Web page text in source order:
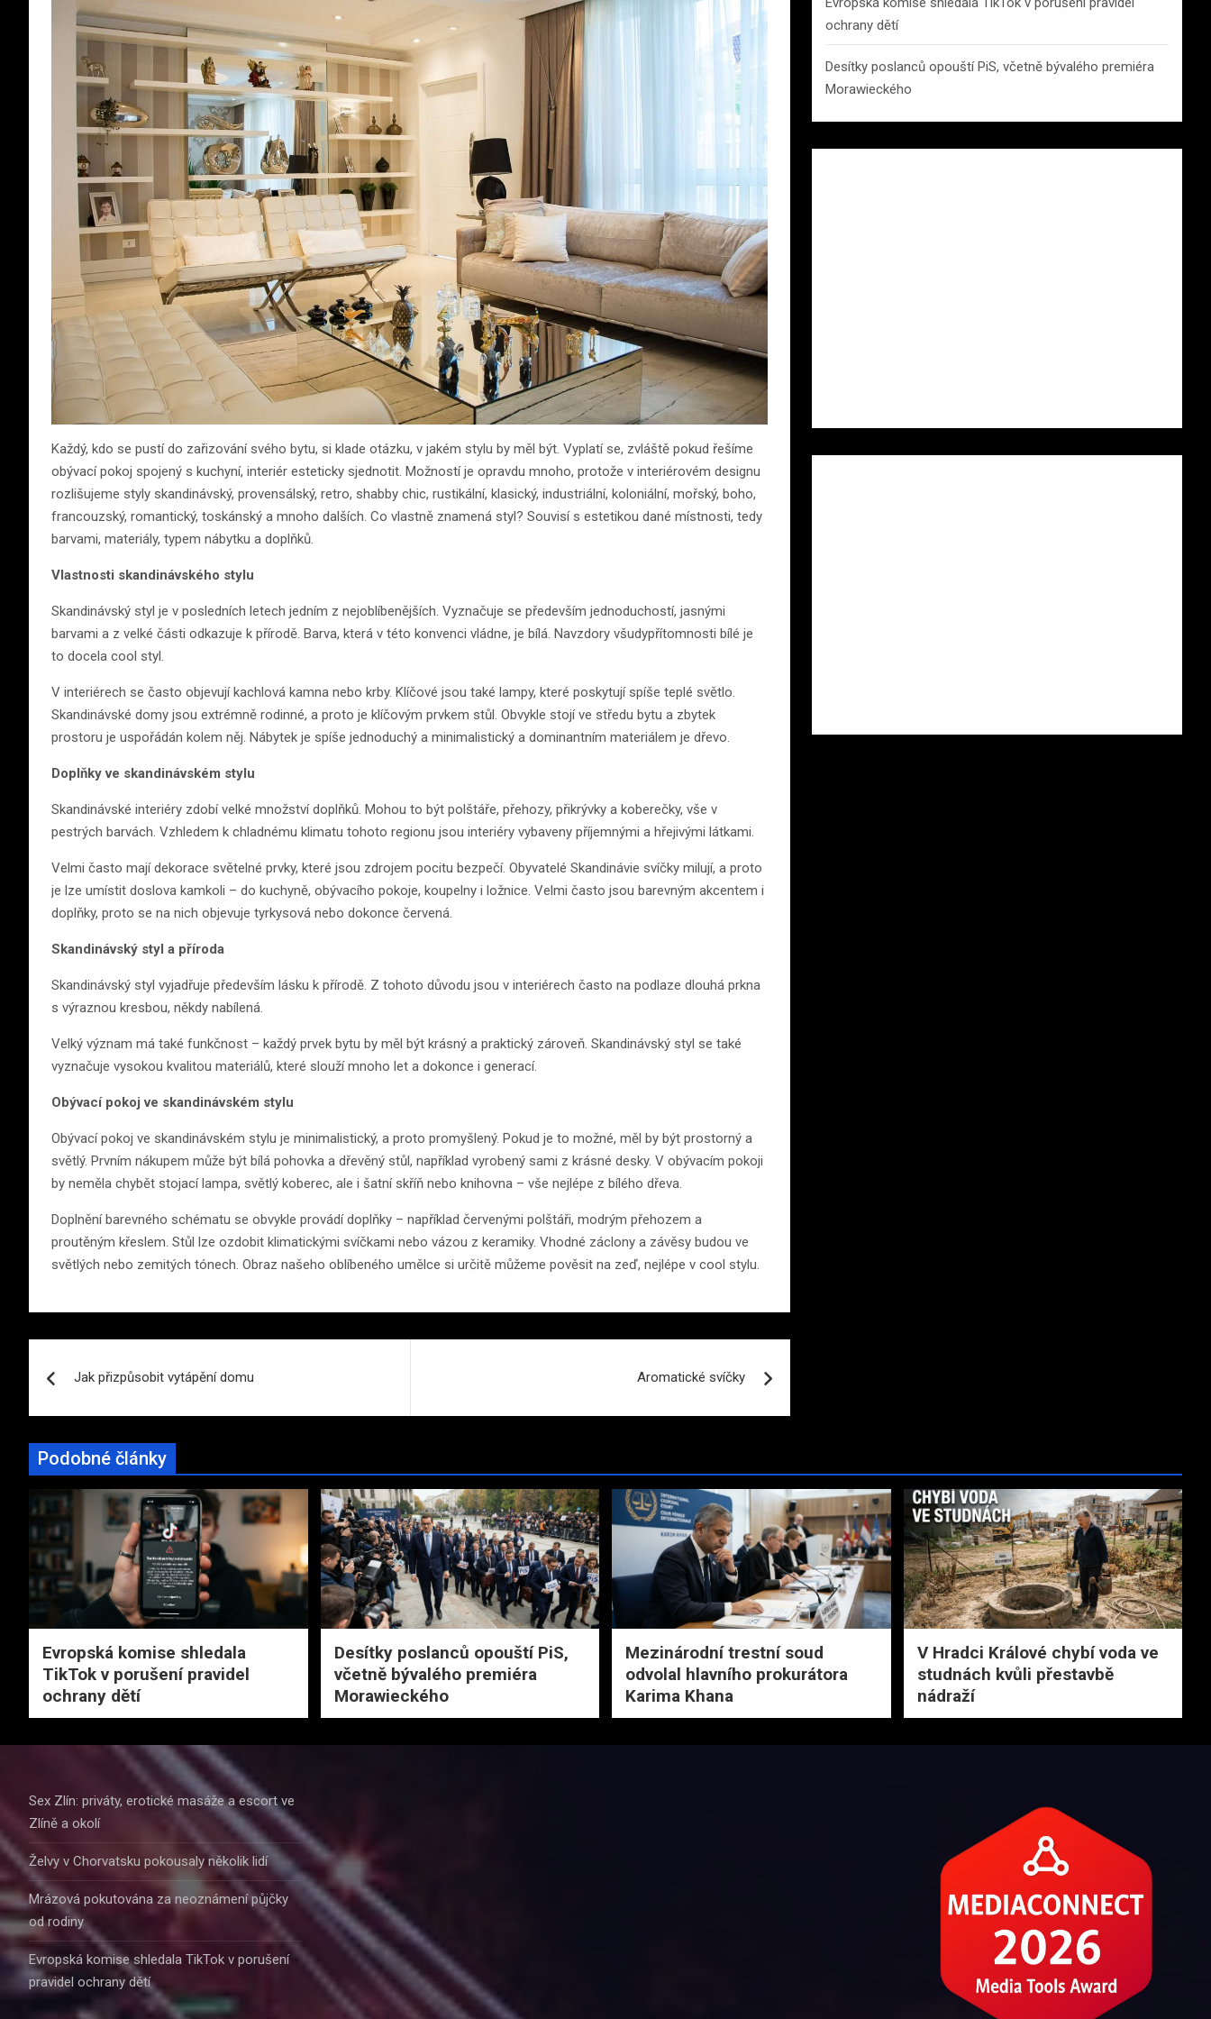
Každý, kdo se pustí do zařizování svého bytu, si klade otázku, v jakém stylu by měl být. Vyplatí se, zvláště pokud řešíme
obývací pokoj spojený s kuchyní, interiér esteticky sjednotit. Možností je opravdu mnoho, protože v interiérovém designu
rozlišujeme styly skandinávský, provensálský, retro, shabby chic, rustikální, klasický, industriální, koloniální, mořský, boho,
francouzský, romantický, toskánský a mnoho dalších. Co vlastně znamená styl? Souvisí s estetikou dané místnosti, tedy
barvami, materiály, typem nábytku a doplňků.
Vlastnosti skandinávského stylu
Skandinávský styl je v posledních letech jedním z nejoblíbenějších. Vyznačuje se především jednoduchostí, jasnými
barvami a z velké části odkazuje k přírodě. Barva, která v této konvenci vládne, je bílá. Navzdory všudypřítomnosti bílé je
to docela cool styl.
V interiérech se často objevují kachlová kamna nebo krby. Klíčové jsou také lampy, které poskytují spíše teplé světlo.
Skandinávské domy jsou extrémně rodinné, a proto je klíčovým prvkem stůl. Obvykle stojí ve středu bytu a zbytek
prostoru je uspořádán kolem něj. Nábytek je spíše jednoduchý a minimalistický a dominantním materiálem je dřevo.
Doplňky ve skandinávském stylu
Skandinávské interiéry zdobí velké množství doplňků. Mohou to být polštáře, přehozy, přikrývky a koberečky, vše v
pestrých barvách. Vzhledem k chladnému klimatu tohoto regionu jsou interiéry vybaveny příjemnými a hřejivými látkami.
Velmi často mají dekorace světelné prvky, které jsou zdrojem pocitu bezpečí. Obyvatelé Skandinávie svíčky milují, a proto
je lze umístit doslova kamkoli – do kuchyně, obývacího pokoje, koupelny i ložnice. Velmi často jsou barevným akcentem i
doplňky, proto se na nich objevuje tyrkysová nebo dokonce červená.
Skandinávský styl a příroda
Skandinávský styl vyjadřuje především lásku k přírodě. Z tohoto důvodu jsou v interiérech často na podlaze dlouhá prkna
s výraznou kresbou, někdy nabílená.
Velký význam má také funkčnost – každý prvek bytu by měl být krásný a praktický zároveň. Skandinávský styl se také
vyznačuje vysokou kvalitou materiálů, které slouží mnoho let a dokonce i generací.
Obývací pokoj ve skandinávském stylu
Obývací pokoj ve skandinávském stylu je minimalistický, a proto promyšlený. Pokud je to možné, měl by být prostorný a
světlý. Prvním nákupem může být bílá pohovka a dřevěný stůl, například vyrobený sami z krásné desky. V obývacím pokoji
by neměla chybět stojací lampa, světlý koberec, ale i šatní skříň nebo knihovna – vše nejlépe z bílého dřeva.
Doplnění barevného schématu se obvykle provádí doplňky – například červenými polštáři, modrým přehozem a
proutěným křeslem. Stůl lze ozdobit klimatickými svíčkami nebo vázou z keramiky. Vhodné záclony a závěsy budou ve
světlých nebo zemitých tónech. Obraz našeho oblíbeného umělce si určitě můžeme pověsit na zeď, nejlépe v cool stylu.
pro
Jak přizpůsobit vytápění domu Aromatické svíčky
ochrany dětí
Desítky poslanců opouští PiS, včetně bývalého premiéra
Morawieckého
Podobné články
Evropská komise shledala
TikTok v porušení pravidel
ochrany dětí
Desítky poslanců opouští PiS,
včetně bývalého premiéra
Morawieckého
Mezinárodní trestní soud
odvolal hlavního prokurátora
Karima Khana
V Hradci Králové chybí voda ve
studnách kvůli přestavbě
nádraží
Sex Zlín: priváty, erotické masáže a escort ve
Zlíně a okolí
Želvy v Chorvatsku pokousaly několik lidí
Mrázová pokutována za neoznámení půjčky
od rodiny
Evropská komise shledala TikTok v porušení
pravidel ochrany dětí